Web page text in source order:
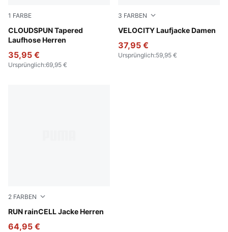
1 FARBE
CLOUDSPUN Tapered
Laufhose Herren
Puma Black
35,95 €
Ursprünglich:69,95 €
3 FARBEN
VELOCITY Laufjacke Damen
Pure Pink
37,95 €
Ursprünglich:59,95 €
2 FARBEN
RUN rainCELL Jacke Herren
Apple Spritz
64,95 €